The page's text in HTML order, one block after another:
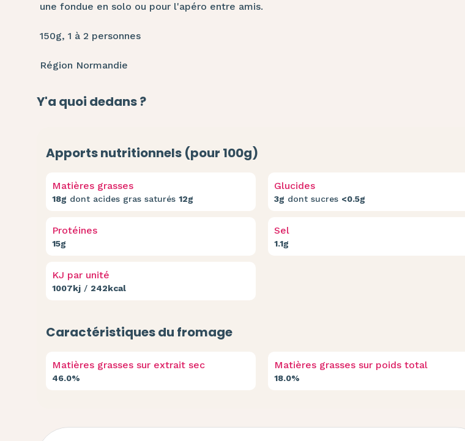
une fondue en solo ou pour l'apéro entre amis.
150g, 1 à 2 personnes
Région Normandie
Y'a quoi dedans ?
Apports nutritionnels (pour 100g)
Matières grasses
18g dont acides gras saturés 12g
Glucides
3g dont sucres <0.5g
Protéines
15g
Sel
1.1g
KJ par unité
1007kj / 242kcal
Caractéristiques du fromage
Matières grasses sur extrait sec
46.0%
Matières grasses sur poids total
18.0%